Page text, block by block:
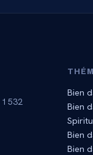
1 532
Bien
Bien
Bien
Bien